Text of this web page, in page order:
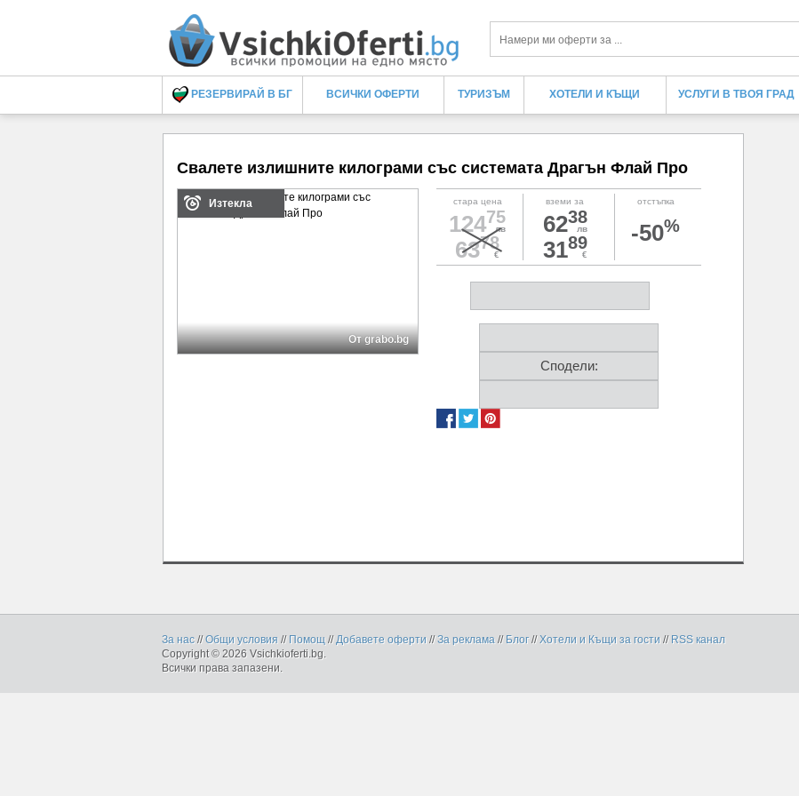
Търси
РЕЗЕРВИРАЙ В БГ ВСИЧКИ ОФЕРТИ ТУРИЗЪМ ХОТЕЛИ И КЪЩИ УСЛУГИ В ТВОЯ ГРАД
Свалете излишните килограми със системата Драгън Флай Про
Изтекла
От grabo.bg
стара цена
12475
лв
6378
€
вземи за
6238
лв
3189
€
отстъпка
-50%
Сподели:
За нас //Общи условия // Помощ //Добавете оферти //За реклама // Блог //Хотели и Къщи за гости // RSS канал
Copyright © 2026 Vsichkioferti.bg.
Всички права запазени.